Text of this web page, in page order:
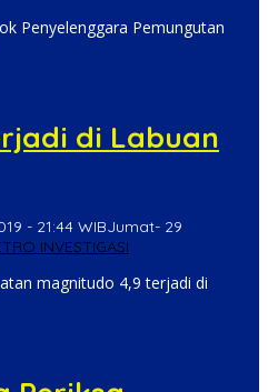
Penyelenggara Pemungutan
di Labuan
- 21:44 WIBJumat- 29
INVESTIGASI
magnitudo 4,9 terjadi di